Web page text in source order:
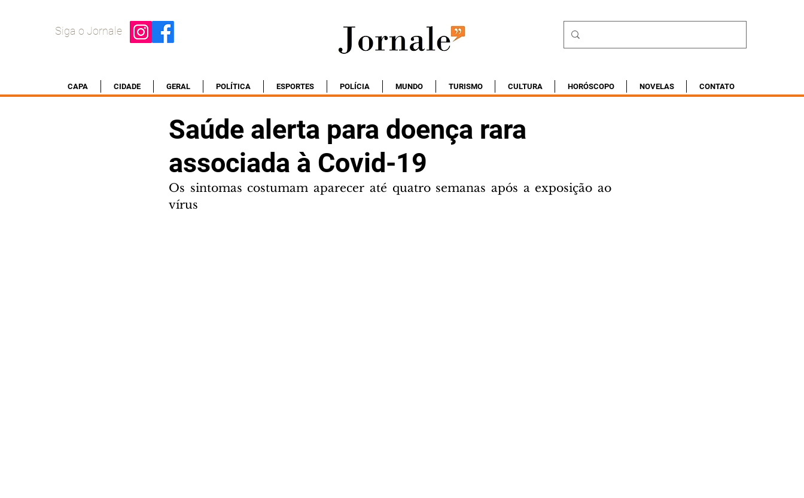
Siga o Jornale
CAPA CIDADE GERAL POLÍTICA ESPORTES POLÍCIA MUNDO TURISMO CULTURA HORÓSCOPO NOVELAS CONTATO
Saúde alerta para doença rara
associada à Covid-19
Os sintomas costumam aparecer até quatro semanas após a exposição ao
vírus